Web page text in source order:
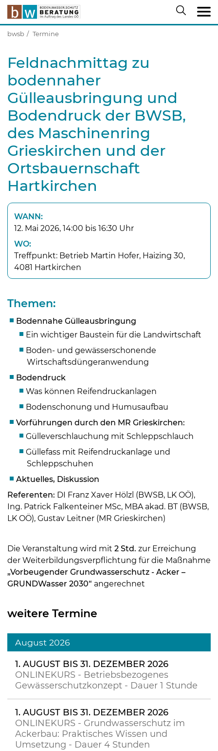
Skip to main content
bwsb Termine
Feldnachmittag zu
bodennaher
Gülleausbringung und
Bodendruck der BWSB,
des Maschinenring
Grieskirchen und der
Ortsbauernschaft
Hartkirchen
WANN:
12. Mai 2026, 14:00 bis 16:30 Uhr
WO:
Treffpunkt: Betrieb Martin Hofer, Haizing 30,
4081 Hartkirchen
Themen:
Bodennahe Gülleausbringung
Ein wichtiger Baustein für die Landwirtschaft
Boden- und gewässerschonende
Wirtschaftsdüngeranwendung
Bodendruck
Was können Reifendruckanlagen
Bodenschonung und Humusaufbau
Vorführungen durch den MR Grieskirchen:
Gülleverschlauchung mit Schleppschlauch
Güllefass mit Reifendruckanlage und
Schleppschuhen
Aktuelles, Diskussion
Referenten: DI Franz Xaver Hölzl (BWSB, LK OÖ),
Ing. Patrick Falkenteiner MSc, MBA akad. BT (BWSB,
LK OÖ), Gustav Leitner (MR Grieskirchen)
Die Veranstaltung wird mit 2 Std. zur Erreichung
der Weiterbildungsverpflichtung für die Maßnahme
„Vorbeugender Grundwasserschutz - Acker –
GRUNDWasser 2030“ angerechnet
weitere Termine
August 2026
1. AUGUST BIS 31. DEZEMBER 2026
ONLINEKURS - Betriebsbezogenes
Gewässerschutzkonzept - Dauer 1 Stunde
1. AUGUST BIS 31. DEZEMBER 2026
ONLINEKURS - Grundwasserschutz im
Ackerbau: Praktisches Wissen und
Umsetzung - Dauer 4 Stunden